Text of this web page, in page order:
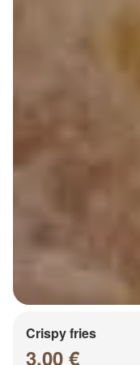
Crispy fries
3.00 €